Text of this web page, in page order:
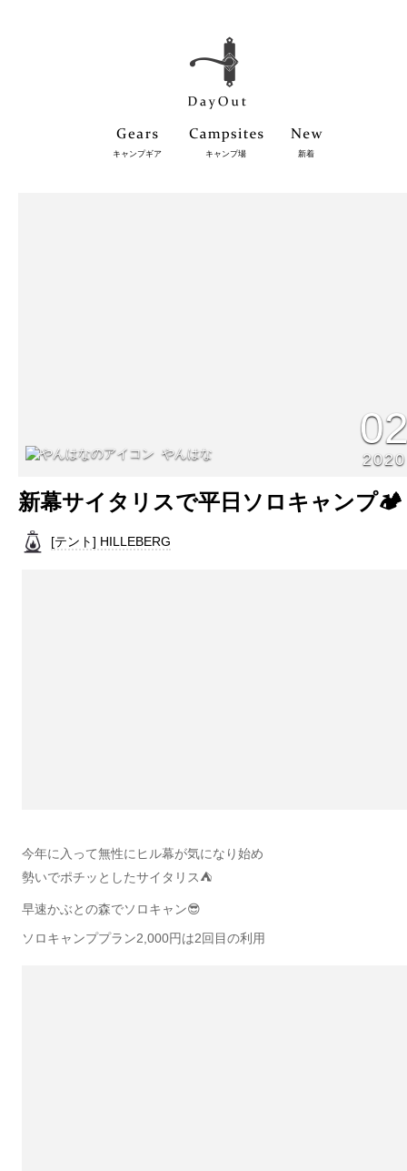
キャンプギア キャンプ場 新着
やんはな 2020
新幕サイタリスで平日ソロキャンプ🏕
[テント] HILLEBERG
今年に入って無性にヒル幕が気になり始め
勢いでポチッとしたサイタリス⛺️
早速かぶとの森でソロキャン😎
ソロキャンププラン2,000円は2回目の利用